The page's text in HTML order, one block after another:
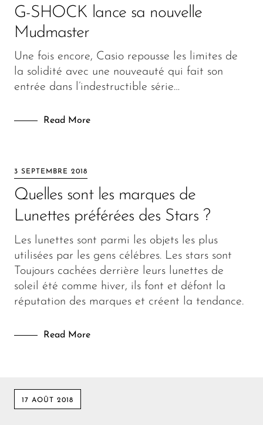
G-SHOCK lance sa nouvelle
Mudmaster
Une fois encore, Casio repousse les limites de
la solidité avec une nouveauté qui fait son
entrée dans l’indestructible série…
Read More
3 SEPTEMBRE 2018
Quelles sont les marques de
Lunettes préférées des Stars ?
Les lunettes sont parmi les objets les plus
utilisées par les gens célébres. Les stars sont
Toujours cachées derrière leurs lunettes de
soleil été comme hiver, ils font et défont la
réputation des marques et créent la tendance.
Read More
17 AOÛT 2018